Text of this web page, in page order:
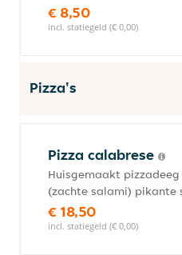
€ 8,50
incl. statiegeld (€ 0,00)
Pizza's
Pizza calabrese
Huisgemaakt
(zachte salami) pikante
€ 18,50
incl. statiegeld (€ 0,00)